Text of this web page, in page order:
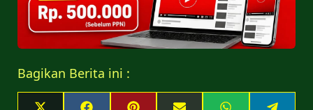
Bagikan Berita ini :